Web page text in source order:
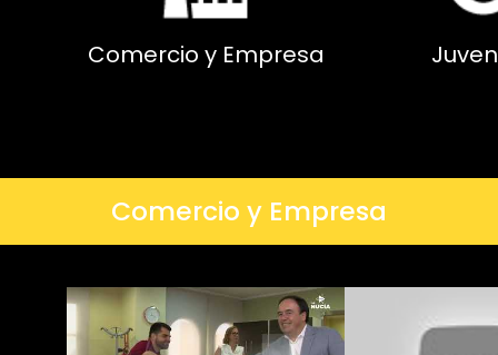
Comercio y Empresa
Comercio y Empresa